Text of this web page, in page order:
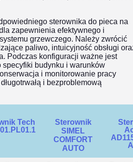
sterownika do pieca na
zapewnienia efektywnego i
grzewczego. Należy zwrócić
paliwo, intuicyjność obsługi
Podczas konfiguracji ważne jest
budynku i warunków
i monitorowanie pracy
i bezproblemową
Tech
Sterownik
SIMEL
COMFORT
AUTO